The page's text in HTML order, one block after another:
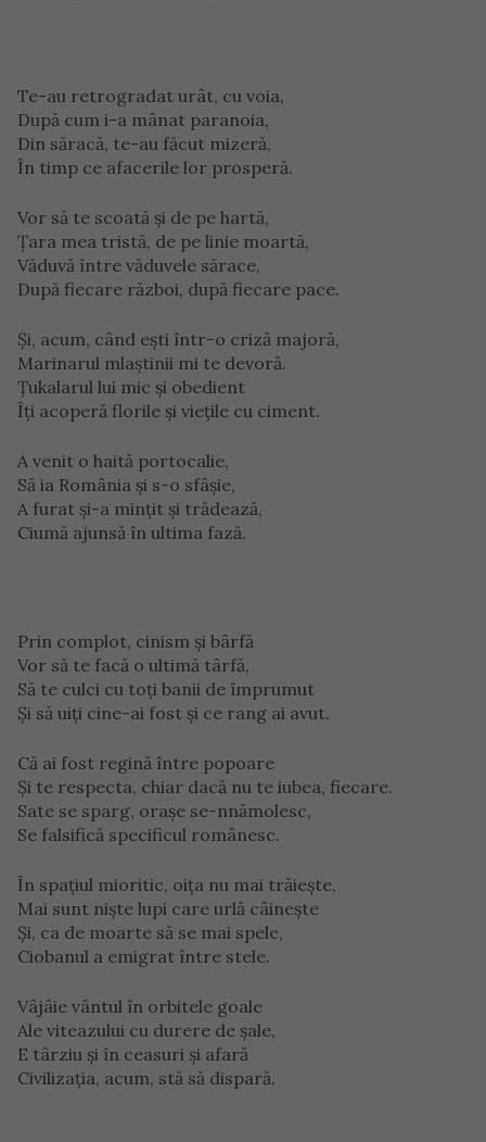
Te-au retrogradat urât, cu voia,
După cum i-a mânat paranoia,
Din săracă, te-au făcut mizeră,
În timp ce afacerile lor prosperă.
Vor să te scoată şi de pe hartă,
Ţara mea tristă, de pe linie moartă,
Văduvă între văduvele sărace,
După fiecare război, după fiecare pace.
Şi, acum, când eşti într-o criză majoră,
Marinarul mlaştinii mi te devoră.
Ţukalarul lui mic şi obedient
Îţi acoperă florile şi vieţile cu ciment.
A venit o haită portocalie,
Să ia România şi s-o sfâşie,
A furat şi-a minţit şi trădează,
Ciumă ajunsă în ultima fază.
Prin complot, cinism şi bârfă
Vor să te facă o ultimă târfă,
Să te culci cu toţi banii de împrumut
Şi să uiţi cine-ai fost şi ce rang ai avut.
Că ai fost regină între popoare
Şi te respecta, chiar dacă nu te iubea, fiecare.
Sate se sparg, oraşe se-nnămolesc,
Se falsifică specificul românesc.
În spaţiul mioritic, oiţa nu mai trăieşte,
Mai sunt nişte lupi care urlă câineşte
Şi, ca de moarte să se mai spele,
Ciobanul a emigrat între stele.
Vâjâie vântul în orbitele goale
Ale viteazului cu durere de şale,
E târziu şi în ceasuri şi afară
Civilizaţia, acum, stă să dispară.